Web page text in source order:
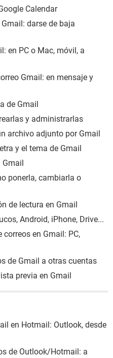
Calendar
darse de baja
en PC o Mac, móvil, a
Gmail: en mensaje y
de Gmail
y administrarlas
archivo adjunto por Gmail
y el tema de Gmail
ponerla, cambiarla o
de lectura en Gmail
Android, iPhone, Drive...
en Gmail: PC,
de Gmail a otras cuentas
previa en Gmail
en Hotmail: Outlook, desde
de Outlook/Hotmail: a